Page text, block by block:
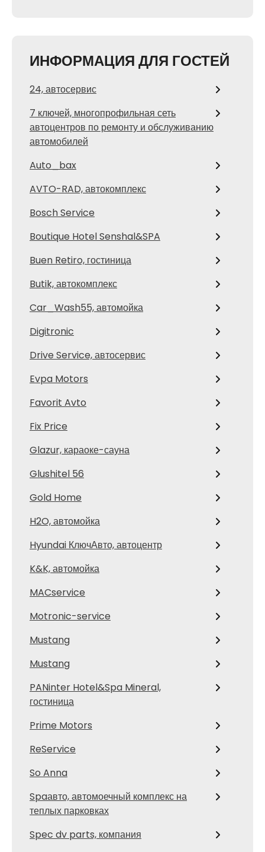
ИНФОРМАЦИЯ ДЛЯ ГОСТЕЙ
24, автосервис
7 ключей, многопрофильная сеть
автоцентров по ремонту и обслуживанию
автомобилей
Auto_bax
AVTO-RAD, автокомплекс
Bosch Service
Boutique Hotel Senshal&SPA
Buen Retiro, гостиница
Butik, автокомплекс
Car_Wash55, автомойка
Digitronic
Drive Service, автосервис
Evpa Motors
Favorit Avto
Fix Price
Glazur, караоке-сауна
Glushitel 56
Gold Home
H2O, автомойка
Hyundai КлючАвто, автоцентр
K&K, автомойка
MACservice
Motronic-service
Mustang
Mustang
PANinter Hotel&Spa Mineral,
гостиница
Prime Motors
ReService
So Anna
Spaавто, автомоечный комплекс на
теплых парковках
Spec dv parts, компания